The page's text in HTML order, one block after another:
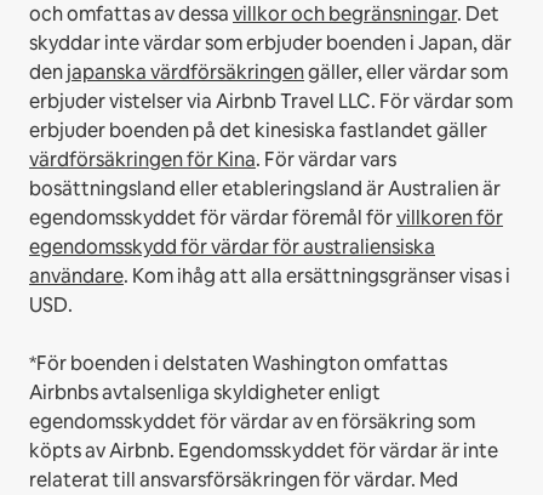
och omfattas av dessavillkor och begränsningar. Det
skyddar inte värdar som erbjuder boenden i Japan, där
denjapanska värdförsäkringengäller, eller värdar som
erbjuder vistelser via Airbnb Travel LLC. För värdar som
erbjuder boenden på det kinesiska fastlandet gäller
värdförsäkringen för Kina. För värdar vars
bosättningsland eller etableringsland är Australien är
egendomsskyddet för värdar föremål förvillkoren för
egendomsskydd för värdar för australiensiska
användare. Kom ihåg att alla ersättningsgränser visas i
USD.
*För boenden i delstaten Washington omfattas
Airbnbs avtalsenliga skyldigheter enligt
egendomsskyddet för värdar av en försäkring som
köpts av Airbnb. Egendomsskyddet för värdar är inte
relaterat till ansvarsförsäkringen för värdar. Med